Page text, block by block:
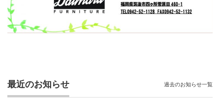
最近のお知らせ 過去のお知らせ一覧